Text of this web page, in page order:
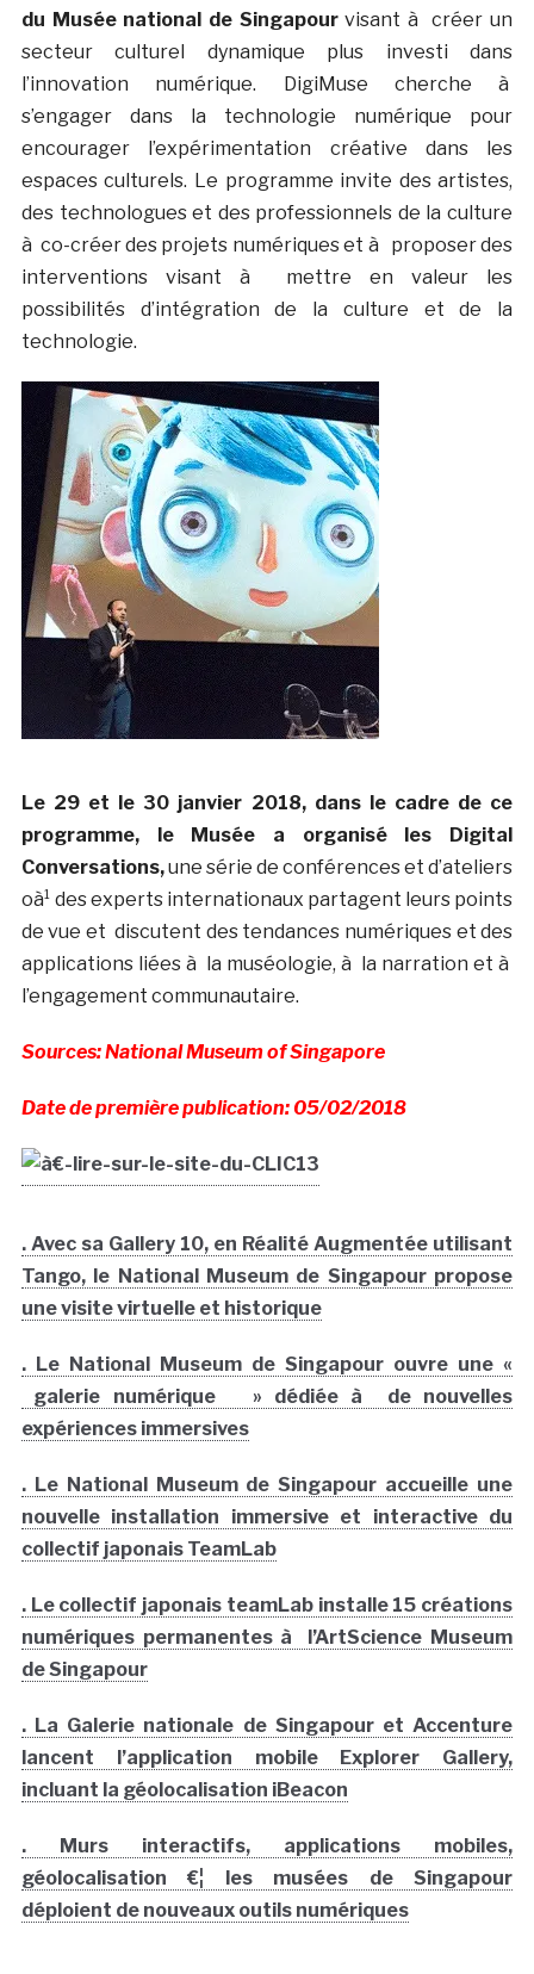
du Musée national de Singapourvisant à créer un
secteur culturel dynamique plus investi dans
l’innovation numérique. DigiMuse cherche à
s’engager dans la technologie numérique pour
encourager l’expérimentation créative dans les
espaces culturels. Le programme invite des artistes,
des technologues et des professionnels de la culture
à co-créer des projets numériques et à proposer des
interventions visant à mettre en valeur les
possibilités d’intégration de la culture et de la
technologie.
Le 29 et le 30 janvier 2018, dans le cadre de ce
programme, le Musée a organisé les Digital
Conversations,une série de conférences et d’ateliers
oà¹ desexperts internationaux partagent leurs points
de vue et discutent des tendances numériques et des
applications liées à la muséologie, à la narration et à
l’engagement communautaire.
Sources: National Museum of Singapore
Date de première publication: 05/02/2018
. Avec sa Gallery 10, en Réalité Augmentée utilisant
Tango, le National Museum de Singapour propose
une visite virtuelle et historique
. Le National Museum de Singapour ouvre une «
galerie numérique » dédiée à de nouvelles
expériences immersives
. Le National Museum de Singapour accueille une
nouvelle installation immersive et interactive du
collectif japonais TeamLab
. Le collectif japonais teamLab installe 15 créations
numériques permanentes à l’ArtScience Museum
de Singapour
. La Galerie nationale de Singapour et Accenture
lancent l’application mobile Explorer Gallery,
incluant la géolocalisation iBeacon
. Murs interactifs, applications mobiles,
géolocalisation €¦ les musées de Singapour
déploient de nouveaux outils numériques